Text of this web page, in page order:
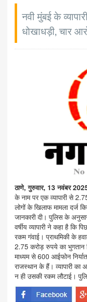
नवी मुंबई के
धोखाधड़ी, चार
ठाणे, गुरुवार, 13 नवंबर
के नाम पर एक व्यापारी से
लोगों के खिलाफ मामला दर्ज
जानकारी दी। पुलिस के
वर्षीय व्यापारी ने कहा है
रकम गंवाई। प्राथमिकी के
2.75 करोड़ रुपये का
माध्यम से 600 आईफोन
राजस्थान के हैं। व्यापारी का
न ही उसकी रकम लौटाई।